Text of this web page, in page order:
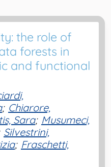
the role of
forests in
and functional
; Chiarore,
Sara; Musumeci,
Silvestrini,
; Fraschetti,